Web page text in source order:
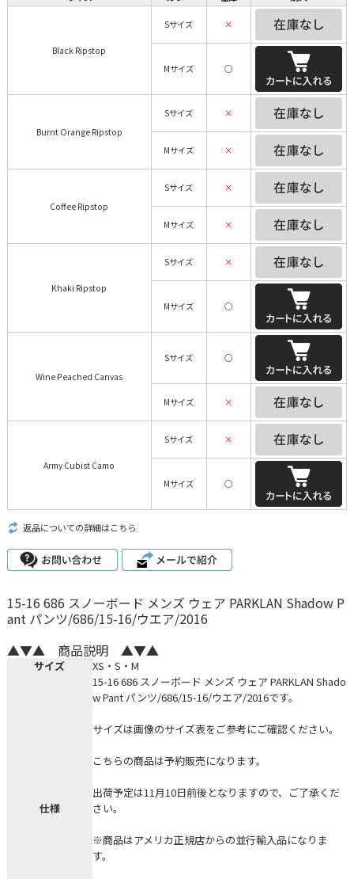
Black Ripstop
Sサイズ ×
Mサイズ ○
Burnt Orange Ripstop
Sサイズ ×
Mサイズ ×
Coffee Ripstop
Sサイズ ×
Mサイズ ×
Khaki Ripstop
Sサイズ ×
Mサイズ ○
Wine Peached Canvas
Sサイズ ○
Mサイズ ×
Army Cubist Camo
Sサイズ ×
Mサイズ ○
返品についての詳細はこちら
15-16 686 スノーボード メンズ ウェア PARKLAN Shadow P
ant パンツ/686/15-16/ウエア/2016
▲▼▲ 商品説明 ▲▼▲
サイズ XS・S・M
仕様
15-16 686 スノーボード メンズ ウェア PARKLAN Shado
w Pant パンツ/686/15-16/ウエア/2016です。
サイズは画像のサイズ表をご参考にご確認ください。
こちらの商品は予約販売になります。
出荷予定は11月10日前後となりますので、ご了承くだ
さい。
※商品はアメリカ正規店からの並行輸入品になりま
す。